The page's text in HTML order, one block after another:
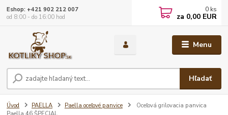
Menu
Hľadať
Eshop: +421 902 212 007
od 8:00 - do 16:00 hod
0 ks
za 0,00 EUR
Úvod PAELLA Paella oceľové panvice
Oceľová grilovacia panvica